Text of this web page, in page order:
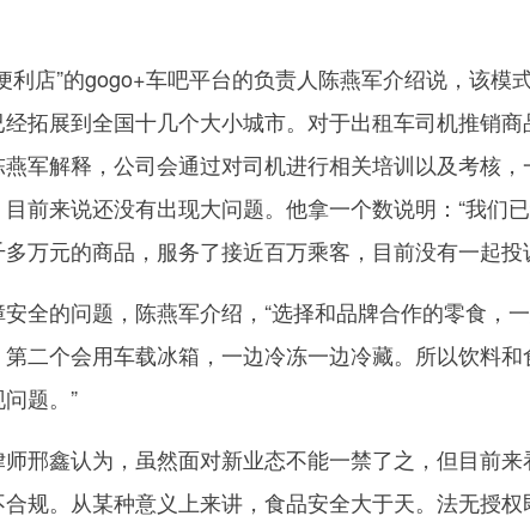
店”的gogo+车吧平台的负责人陈燕军介绍说，该模
拓展到全国十几个大小城市。对于出租车司机推销商
军解释，公司会通过对司机进行相关培训以及考核，
前来说还没有出现大问题。他拿一个数说明：“我们
万元的商品，服务了接近百万乘客，目前没有一起投
的问题，陈燕军介绍，“选择和品牌合作的零食，
二个会用车载冰箱，一边冷冻一边冷藏。所以饮料和
题。”
鑫认为，虽然面对新业态不能一禁了之，但目前来
规。从某种意义上来讲，食品安全大于天。法无授权